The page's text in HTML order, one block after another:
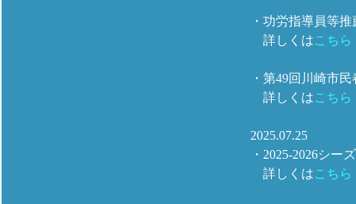
・功労指導員等
詳しくはこちら
・第49回川崎市
詳しくはこちら
2025.07.25
・2025-2026シー
詳しくはこちら